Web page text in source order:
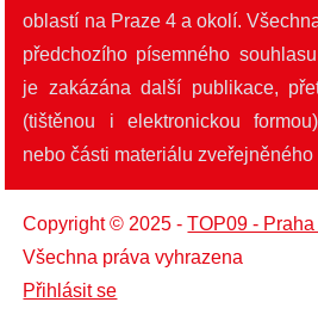
oblastí na Praze 4 a okolí.
předchozího písemného
je zakázána další publikace,
(tištěnou i elektronickou
nebo části materiálu zveřejněného
Copyright © 2025 -TOP09 - Praha
Všechna práva vyhrazena
Přihlásit se